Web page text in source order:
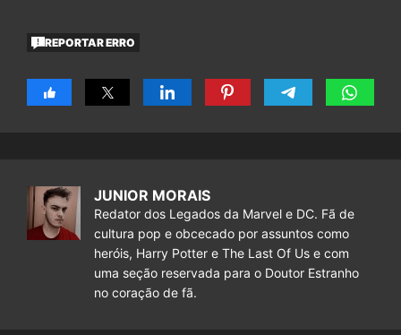
REPORTAR ERRO
JUNIOR MORAIS
Redator dos Legados da Marvel e DC. Fã de
cultura pop e obcecado por assuntos como
heróis, Harry Potter e The Last Of Us e com
uma seção reservada para o Doutor Estranho
no coração de fã.